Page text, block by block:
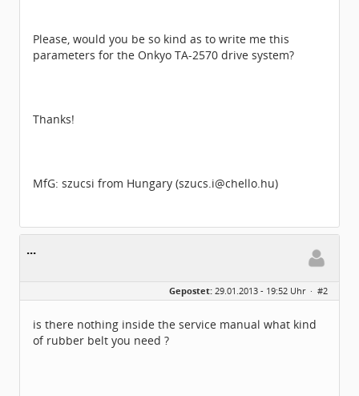
Please, would you be so kind as to write me this
parameters for the Onkyo TA-2570 drive system?
Thanks!
MfG: szucsi from Hungary (szucs.i@chello.hu)
...
Gepostet: 29.01.2013 - 19:52 Uhr · #2
is there nothing inside the service manual what kind
of rubber belt you need ?